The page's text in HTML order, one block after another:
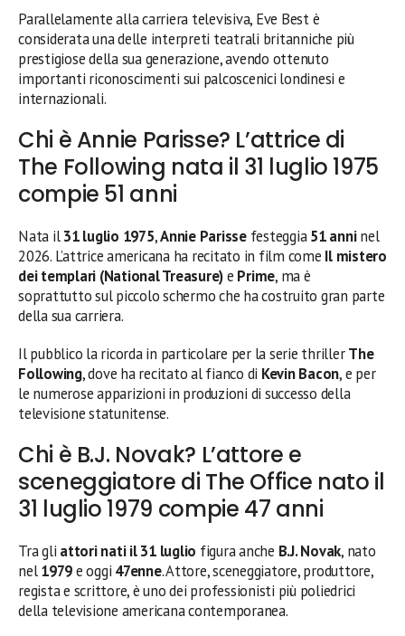
Parallelamente alla carriera televisiva, Eve Best è
considerata una delle interpreti teatrali britanniche più
prestigiose della sua generazione, avendo ottenuto
importanti riconoscimenti sui palcoscenici londinesi e
internazionali.
Chi è Annie Parisse? L’attrice di
The Following nata il 31 luglio 1975
compie 51 anni
Nata il31 luglio 1975,Annie Parissefesteggia51 anninel
2026. L’attrice americana ha recitato in film come Il mistero
dei templari (National Treasure)e Prime, ma è
soprattutto sul piccolo schermo che ha costruito gran parte
della sua carriera.
Il pubblico la ricorda in particolare per la serie thrillerThe
Following, dove ha recitato al fianco di Kevin Bacon, e per
le numerose apparizioni in produzioni di successo della
televisione statunitense.
Chi è B.J. Novak? L’attore e
sceneggiatore di The Office nato il
31 luglio 1979 compie 47 anni
Tra gli attori nati il 31 luglio figura anche B.J. Novak, nato
nel1979e oggi 47enne. Attore, sceneggiatore, produttore,
regista e scrittore, è uno dei professionisti più poliedrici
della televisione americana contemporanea.